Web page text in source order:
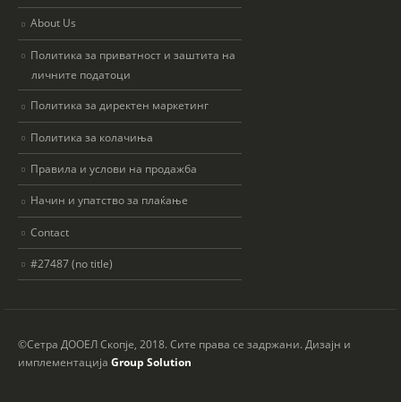
About Us
Политика за приватност и заштита на
личните податоци
Политика за директен маркетинг
Политика за колачиња
Правила и услови на продажба
Начин и упатство за плаќање
Contact
#27487 (no title)
©Сетра ДООЕЛ Скопје, 2018. Сите права се задржани. Дизајн и
имплементација Group Solution